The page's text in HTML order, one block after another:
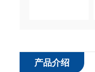
产品介绍